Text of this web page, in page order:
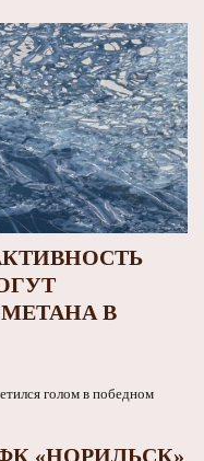
В
«НОРИЛЬСК»